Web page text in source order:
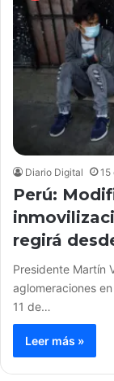
Diario Digital 15
Perú:
regirá
Presidente Martín
aglomeraciones
11 de…
Leer más »